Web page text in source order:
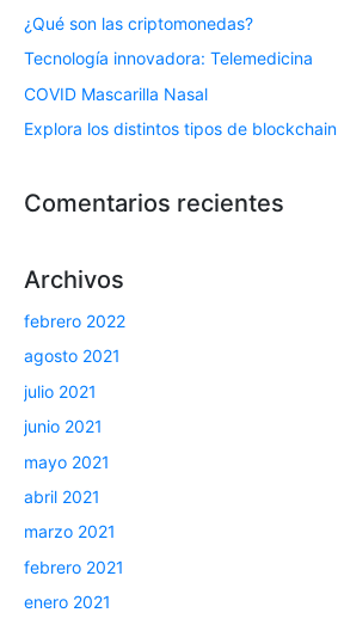
¿Qué son las criptomonedas?
Tecnología innovadora: Telemedicina
COVID Mascarilla Nasal
Explora los distintos tipos de blockchain
Comentarios recientes
Archivos
febrero 2022
agosto 2021
julio 2021
junio 2021
mayo 2021
abril 2021
marzo 2021
febrero 2021
enero 2021